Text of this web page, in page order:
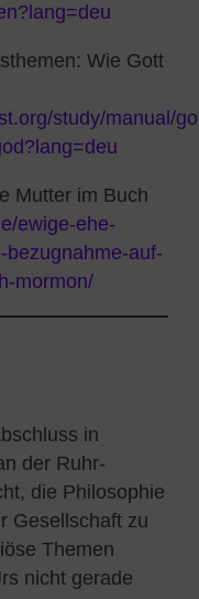
Wie Gott
study/manual/
Mutter im Buch
ewige-ehe-
bezugnahme-auf-
mormon/
in
der Ruhr-
die Philosophie
Gesellschaft zu
Themen
nicht gerade